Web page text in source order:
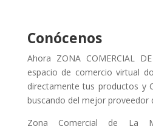
Conócenos
Ahora ZONA COMERCIAL
espacio de comercio virtual
directamente tus productos y
buscando del mejor proveedor
Zona Comercial de La